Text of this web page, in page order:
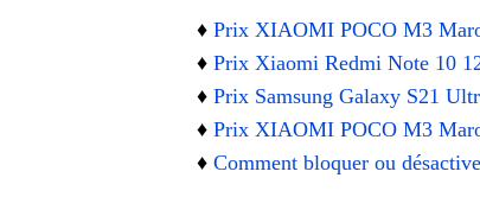
♦️ Prix XIAOMI POCO M3
♦️ Prix Xiaomi Redmi Note 10
♦️ Prix Samsung Galaxy S21
♦️ Prix XIAOMI POCO M3
♦️ Comment bloquer ou